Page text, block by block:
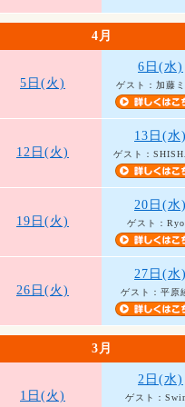
4月
5日(火)
6日(水)
ゲスト：加藤
12日(火)
13日(水
ゲスト：
19日(火)
20日(水
ゲスト：
26日(火)
27日(水
ゲスト：平原
3月
1日(火)
2日(水)
ゲスト：